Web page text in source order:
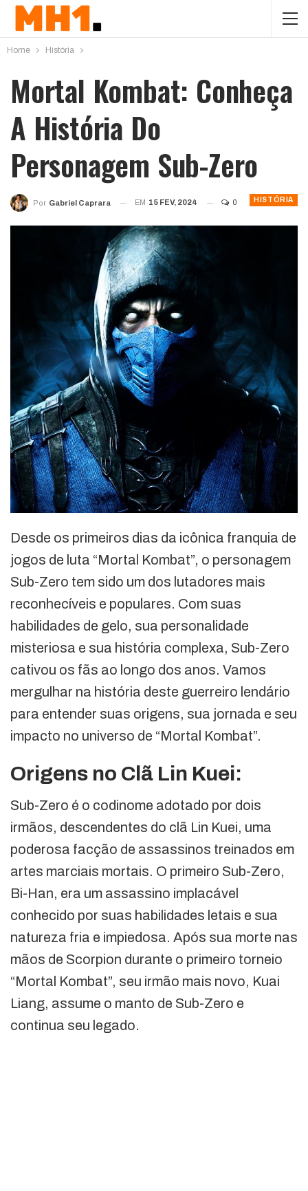
Home História
Mortal Kombat: Conheça
A História Do
Personagem Sub-Zero
HISTÓRIA
Por Gabriel Caprara EM 15 FEV, 2024 0
Desde os primeiros dias da icônica franquia de
jogos de luta “Mortal Kombat”, o personagem
Sub-Zero tem sido um dos lutadores mais
reconhecíveis e populares. Com suas
habilidades de gelo, sua personalidade
misteriosa e sua história complexa, Sub-Zero
cativou os fãs ao longo dos anos. Vamos
mergulhar na história deste guerreiro lendário
para entender suas origens, sua jornada e seu
impacto no universo de “Mortal Kombat”.
Origens no Clã Lin Kuei:
Sub-Zero é o codinome adotado por dois
irmãos, descendentes do clã Lin Kuei, uma
poderosa facção de assassinos treinados em
artes marciais mortais. O primeiro Sub-Zero,
Bi-Han, era um assassino implacável
conhecido por suas habilidades letais e sua
natureza fria e impiedosa. Após sua morte nas
mãos de Scorpion durante o primeiro torneio
“Mortal Kombat”, seu irmão mais novo, Kuai
Liang, assume o manto de Sub-Zero e
continua seu legado.